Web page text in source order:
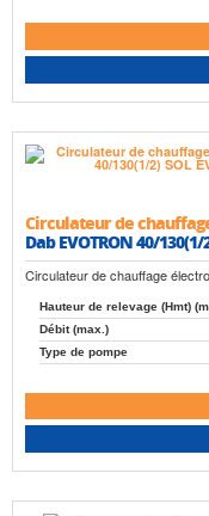
Circulateur de
Dab EVOTRON 40/130(1/
Circulateur de chauffage
Hauteur de relevage (Hmt)
Débit (max.)
Type de pompe